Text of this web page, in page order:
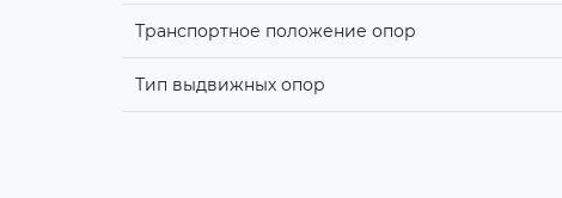
Транспортное положение опор
Тип выдвижных опор